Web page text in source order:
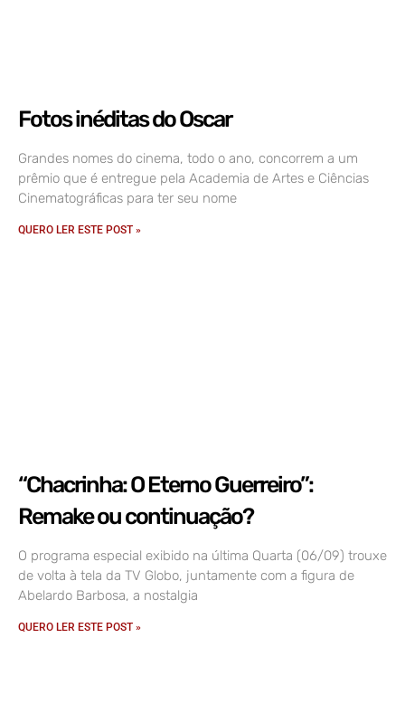
Fotos inéditas do Oscar
Grandes nomes do cinema, todo o ano, concorrem a um
prêmio que é entregue pela Academia de Artes e Ciências
Cinematográficas para ter seu nome
QUERO LER ESTE POST »
“Chacrinha: O Eterno Guerreiro”:
Remake ou continuação?
O programa especial exibido na última Quarta (06/09) trouxe
de volta à tela da TV Globo, juntamente com a figura de
Abelardo Barbosa, a nostalgia
QUERO LER ESTE POST »